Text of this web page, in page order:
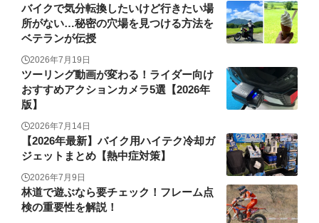
バイクで気分転換したいけど行きたい場
所がない…秘密の穴場を見つける方法を
ベテランが伝授
2026年7月19日
ツーリング動画が変わる！ライダー向け
おすすめアクションカメラ5選【2026年
版】
2026年7月14日
【2026年最新】バイク用ハイテク冷却ガ
ジェットまとめ【熱中症対策】
2026年7月9日
林道で遊ぶなら要チェック！フレーム点
検の重要性を解説！